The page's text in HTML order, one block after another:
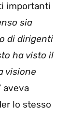
importanti
sia
di dirigenti
ha visto il
visione
aveva
lo stesso